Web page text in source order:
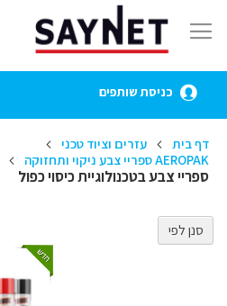
to
Content
כניסת שותפים
דף בית
עזרים וציוד טכני
AEROPAK ספריי צבע ניקוי ותחזוקה
ספריי צבע בטכנולוגיית כיסוי כפול
סנן לפי